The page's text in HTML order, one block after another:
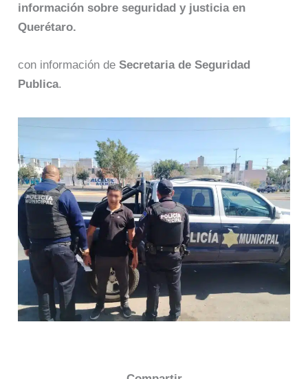
información sobre seguridad y justicia en
Querétaro.
con información deSecretaria de Seguridad
Publica.